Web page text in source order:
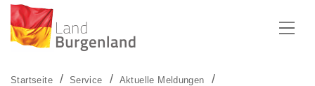
Startseite Service
Aktuelle Meldungen